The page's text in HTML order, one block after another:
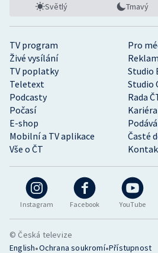
Instagram Facebook YouTube
TV program
Pro
Živé vysílání
TV poplatky
Studio
Teletext
Studio
Podcasty
Rada
Počasí
Kariéra
E-shop
Mobilní a TV aplikace
Časté
Vše o ČT
Světlý Tmavý
© Česká televize
English•Ochrana soukromí•Přístupnost